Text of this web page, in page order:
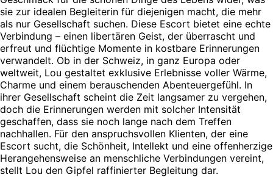
sie zur idealen Begleiterin für diejenigen macht, die mehr
als nur Gesellschaft suchen. Diese Escort bietet eine echte
Verbindung – einen libertären Geist, der überrascht und
erfreut und flüchtige Momente in kostbare Erinnerungen
verwandelt. Ob in der Schweiz, in ganz Europa oder
weltweit, Lou gestaltet exklusive Erlebnisse voller Wärme,
Charme und einem berauschenden Abenteuergefühl. In
ihrer Gesellschaft scheint die Zeit langsamer zu vergehen,
doch die Erinnerungen werden mit solcher Intensität
geschaffen, dass sie noch lange nach dem Treffen
nachhallen. Für den anspruchsvollen Klienten, der eine
Escort sucht, die Schönheit, Intellekt und eine offenherzige
Herangehensweise an menschliche Verbindungen vereint,
stellt Lou den Gipfel raffinierter Begleitung dar.